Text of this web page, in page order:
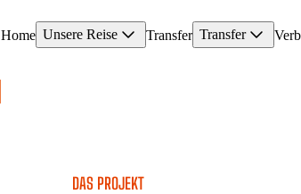
Home Unsere Reise Transfer Transfer
DAS PROJEKT